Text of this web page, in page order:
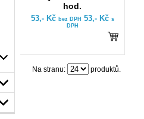
hod.
53,- Kč bez DPH 53,- Kč s
DPH
Na stranu: produktů.